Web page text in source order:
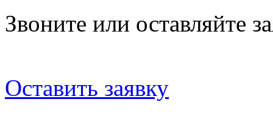
Звоните или оставляйте
Оставить заявку